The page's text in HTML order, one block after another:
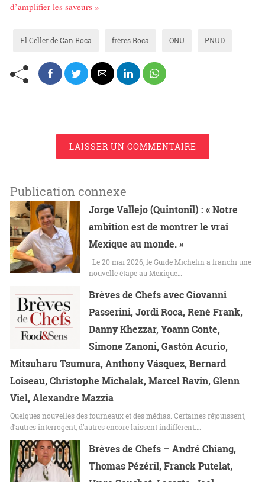
d’amplifier les saveurs »
El Celler de Can Roca frères Roca ONU PNUD
LAISSER UN COMMENTAIRE
Publication connexe
Jorge Vallejo (Quintonil) : « Notre
ambition est de montrer le vrai
Mexique au monde. »
Le 20 mai 2026, le Guide Michelin a franchi une
nouvelle étape au Mexique…
Brèves de Chefs avec Giovanni
Passerini, Jordi Roca, René Frank,
Danny Khezzar, Yoann Conte,
Simone Zanoni, Gastón Acurio,
Mitsuharu Tsumura, Anthony Vásquez, Bernard
Loiseau, Christophe Michalak, Marcel Ravin, Glenn
Viel, Alexandre Mazzia
Quelques nouvelles des fourneaux et des médias. Certaines réjouissent,
d’autres interrogent, d’autres encore laissent indifférent.…
Brèves de Chefs – André Chiang,
Thomas Pézéril, Franck Putelat,